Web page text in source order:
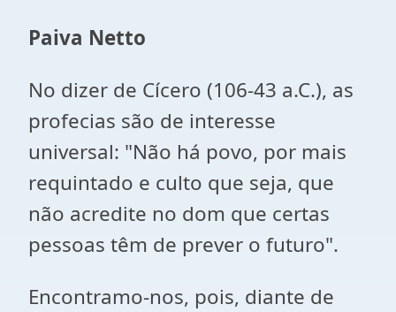
Paiva Netto
No dizer de Cícero (106-43 a.C.), as
profecias são de interesse
universal: "Não há povo, por mais
requintado e culto que seja, que
não acredite no dom que certas
pessoas têm de prever o futuro".
Encontramo-nos, pois, diante de